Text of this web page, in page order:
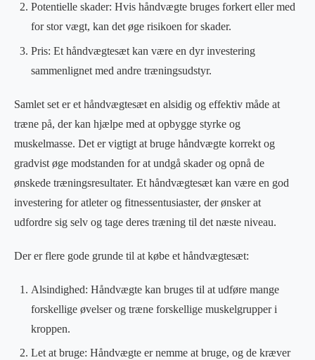
Potentielle skader: Hvis håndvægte bruges forkert eller med
for stor vægt, kan det øge risikoen for skader.
Pris: Et håndvægtesæt kan være en dyr investering
sammenlignet med andre træningsudstyr.
Samlet set er et håndvægtesæt en alsidig og effektiv måde at
træne på, der kan hjælpe med at opbygge styrke og
muskelmasse. Det er vigtigt at bruge håndvægte korrekt og
gradvist øge modstanden for at undgå skader og opnå de
ønskede træningsresultater. Et håndvægtesæt kan være en god
investering for atleter og fitnessentusiaster, der ønsker at
udfordre sig selv og tage deres træning til det næste niveau.
Der er flere gode grunde til at købe et håndvægtesæt:
Alsindighed: Håndvægte kan bruges til at udføre mange
forskellige øvelser og træne forskellige muskelgrupper i
kroppen.
Let at bruge: Håndvægte er nemme at bruge, og de kræver